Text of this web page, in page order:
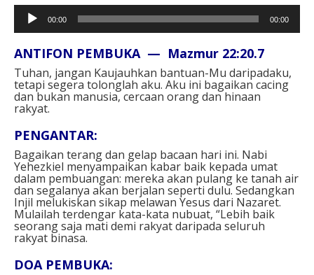
Pemutar
Audio
00:00 00:00
ANTIFON PEMBUKA — Mazmur 22:20.7⁣
Tuhan, jangan Kaujauhkan bantuan-Mu daripadaku,
tetapi segera tolonglah aku. Aku ini bagaikan cacing
dan bukan manusia, cercaan orang dan hinaan
rakyat.⁣ ⁣
PENGANTAR: ⁣
Bagaikan terang dan gelap bacaan hari ini. Nabi
Yehezkiel menyampaikan kabar baik kepada umat
dalam pembuangan: mereka akan pulang ke tanah air
dan segalanya akan berjalan seperti dulu. Sedangkan
Injil melukiskan sikap melawan Yesus dari Nazaret.
Mulailah terdengar kata-kata nubuat, “Lebih baik
seorang saja mati demi rakyat daripada seluruh
rakyat binasa.⁣⁣
DOA PEMBUKA: ⁣